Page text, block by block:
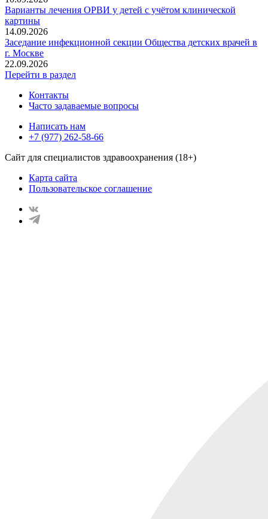
Варианты лечения ОРВИ у детей с учётом клинической
картины
14.09.2026
Заседание инфекционной секции Общества детских врачей в
г. Москве
22.09.2026
Перейти в раздел
Контакты
Часто задаваемые вопросы
Написать нам
+7 (977) 262-58-66
Сайт для специалистов здравоохранения (18+)
Карта сайта
Пользовательское соглашение